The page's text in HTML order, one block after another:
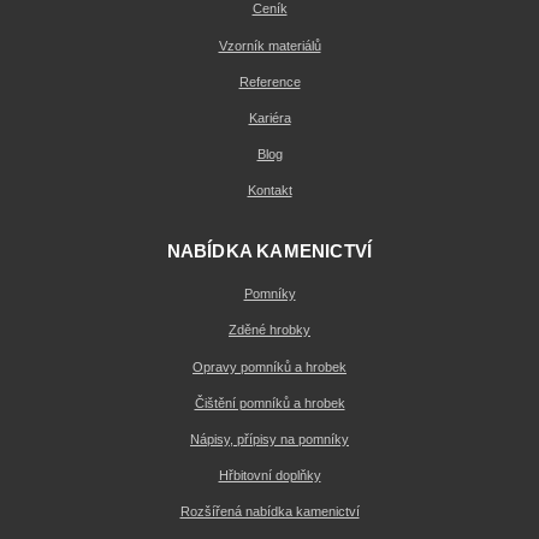
Ceník
Vzorník materiálů
Reference
Kariéra
Blog
Kontakt
NABÍDKA KAMENICTVÍ
Pomníky
Zděné hrobky
Opravy pomníků a hrobek
Čištění pomníků a hrobek
Nápisy, přípisy na pomníky
Hřbitovní doplňky
Rozšířená nabídka kamenictví